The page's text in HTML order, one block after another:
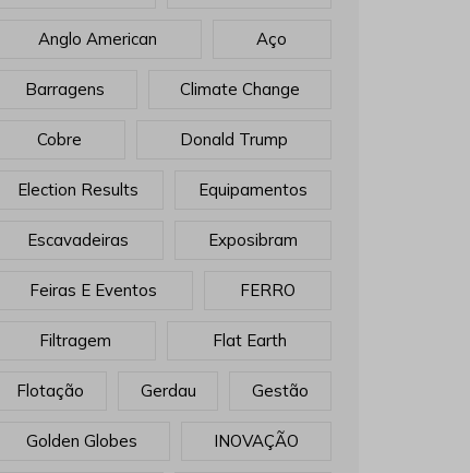
Anglo American Aço
Barragens Climate Change
Cobre Donald Trump
Election Results Equipamentos
Escavadeiras Exposibram
Feiras E Eventos FERRO
Filtragem Flat Earth
Flotação Gerdau Gestão
Golden Globes INOVAÇÃO